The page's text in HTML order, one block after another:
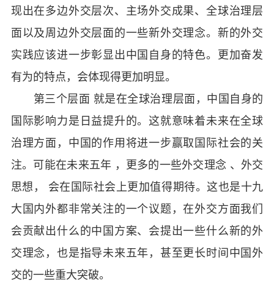
现出在多边外交层次、主场外交成果、全球治理层
面以及周边外交层面的一些新外交理念。新的外交
实践应该进一步彰显出中国自身的特色。更加奋发
有为的特点，会体现得更加明显。
第三个层面 就是在全球治理层面，中国自身的
国际影响力是日益提升的。这就意味着未来在全球
治理方面，中国的作用将进一步赢取国际社会的关
注。可能在未来五年 ，更多的一些外交理念 、外交
思想， 会在国际社会上更加值得期待。这也是十九
大国内外都非常关注的一个议题，在外交方面我们
会贡献出什么的中国方案、会提出一些什么新的外
交理念，也是指导未来五年，甚至更长时间中国外
交的一些重大突破。